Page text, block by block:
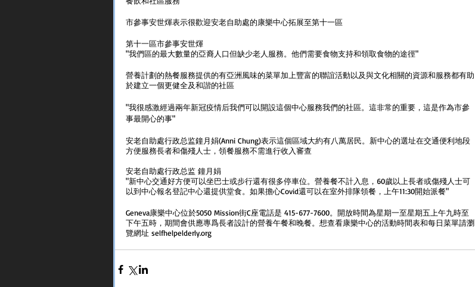
市參事安世煇表示很歡迎安老自助處的康樂中心拓展至第十一區
第十一區市參事安世煇
"我們區的最大數量的亞裔人口但缺少老人服務。他們需要食物支持和領取食物的途徑"
營養計劃的熱餐服務提供的有亞洲風味的菜單加上豐富的聯誼活動以及與文化相關的資源和服務都有助
於建立一個更健全及和諧的社區
"我很感激經過兩年新冠疫情后我們可以開設這個中心服務我們的社區。這非常的重要，這是作為市參
事最開心的事"
安老自助處行政总监鐘月娟(Anni Chung)表示這個區域大約有八萬居民。新中心的選址在交通便利地段
方便服務長者和傷殘人士，領餐服務不需進行收入審查
安老自助處行政总监 鐘月娟
"新中心交通好方便可以坐巴士或步行還有很多停車位。營養餐不計入息，60歲以上長者或傷殘人士可
以到中心報名登記中心還提供堂食。如果擔心Covid還可以在室外排隊領餐，上午11:30開始派餐"
Geneva康樂中心位於5050 Mission街C座電話是 415-677-7600。開放時間為星期一至星期五上午九時至
下午五時，期間會供應專爲長者設計的營養午餐和晚餐。想查看康樂中心的活動時間表和每日菜單請瀏
覽網址 selfhelpelderly.org